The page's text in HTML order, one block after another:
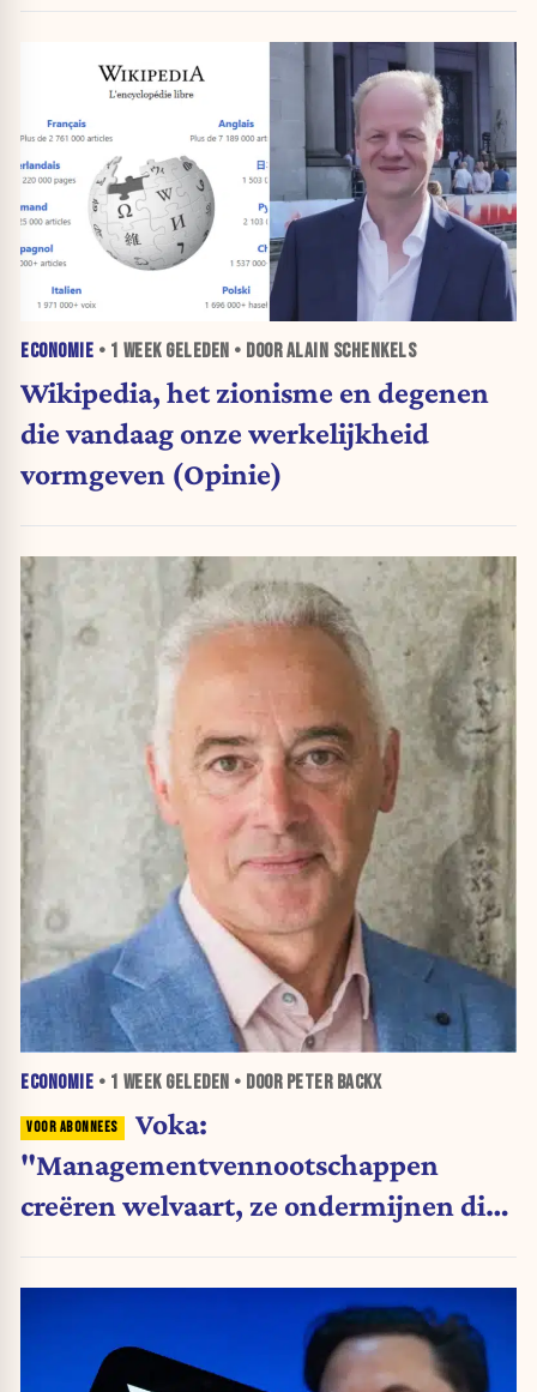
ECONOMIE • 1 WEEKGELEDEN • DOOR ALAIN SCHENKELS
Wikipedia, het zionisme en degenen
die vandaag onze werkelijkheid
vormgeven (Opinie)
ECONOMIE • 1 WEEKGELEDEN • DOOR PETER BACKX
Voka:
"Managementvennootschappen
creëren welvaart, ze ondermijnen die